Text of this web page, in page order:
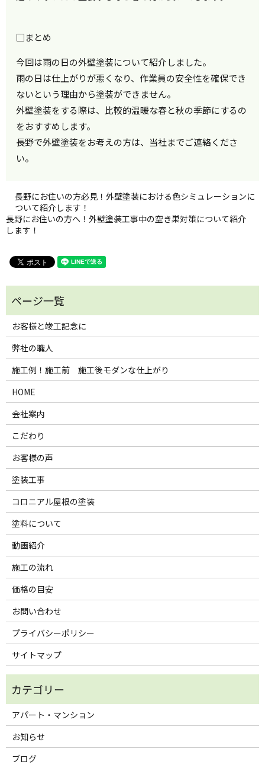
□まとめ
今回は雨の日の外壁塗装について紹介しました。
雨の日は仕上がりが悪くなり、作業員の安全性を確保でき
ないという理由から塗装ができません。
外壁塗装をする際は、比較的温暖な春と秋の季節にするの
をおすすめします。
長野で外壁塗装をお考えの方は、当社までご連絡くださ
い。
長野にお住いの方必見！外壁塗装における色シミュレーションに
ついて紹介します！
長野にお住いの方へ！外壁塗装工事中の空き巣対策について紹介
します！
お客様と竣工記念に
弊社の職人
施工例！施工前 施工後モダンな仕上がり
HOME
会社案内
こだわり
お客様の声
塗装工事
コロニアル屋根の塗装
塗料について
動画紹介
施工の流れ
価格の目安
お問い合わせ
プライバシーポリシー
サイトマップ
アパート・マンション
お知らせ
ブログ